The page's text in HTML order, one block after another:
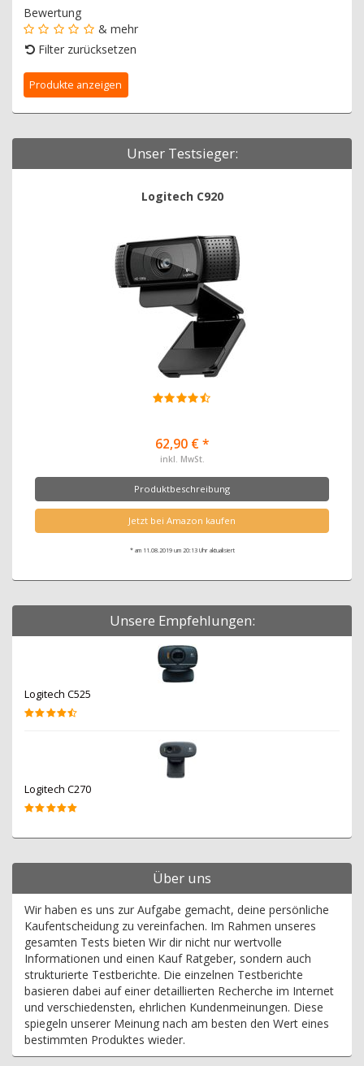
Bewertung
& mehr
Filter zurücksetzen
Unser Testsieger:
Logitech C920
62,90 € *
inkl. MwSt.
Produktbeschreibung
Jetzt bei Amazon kaufen
* am 11.08.2019 um 20:13 Uhr aktualisiert
Unsere Empfehlungen:
Logitech C525
Logitech C270
Über uns
Wir haben es uns zur Aufgabe gemacht, deine persönliche
Kaufentscheidung zu vereinfachen. Im Rahmen unseres
gesamten Tests bieten Wir dir nicht nur wertvolle
Informationen und einen Kauf Ratgeber, sondern auch
strukturierte Testberichte. Die einzelnen Testberichte
basieren dabei auf einer detaillierten Recherche im Internet
und verschiedensten, ehrlichen Kundenmeinungen. Diese
spiegeln unserer Meinung nach am besten den Wert eines
bestimmten Produktes wieder.